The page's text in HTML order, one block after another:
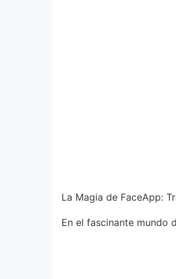
La Magia de FaceApp:
En el fascinante mundo